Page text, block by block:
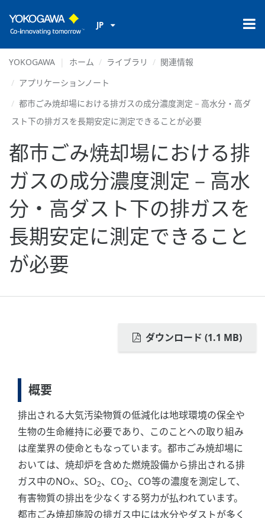
JP
YOKOGAWA ホーム ライブラリ
関連情報
アプリケーションノート
都市ごみ焼却場における排ガスの成分濃度測定－高水分・高ダ
スト下の排ガスを長期安定に測定できることが必要
都市ごみ焼却場における排
ガスの成分濃度測定－高水
分・高ダスト下の排ガスを
長期安定に測定できること
が必要
ダウンロード (1.1 MB)
概要
排出される大気汚染物質の低減化は地球環境の保全や
生物の生命維持に必要であり、このことへの取り組み
は産業界の使命ともなっています。都市ごみ焼却場に
おいては、焼却炉を含めた燃焼設備から排出される排
ガス中のNOx、SO2、CO2、CO等の濃度を測定して、
有害物質の排出を少なくする努力が払われています。
都市ごみ焼却施設の排ガス中には水分やダストが多く